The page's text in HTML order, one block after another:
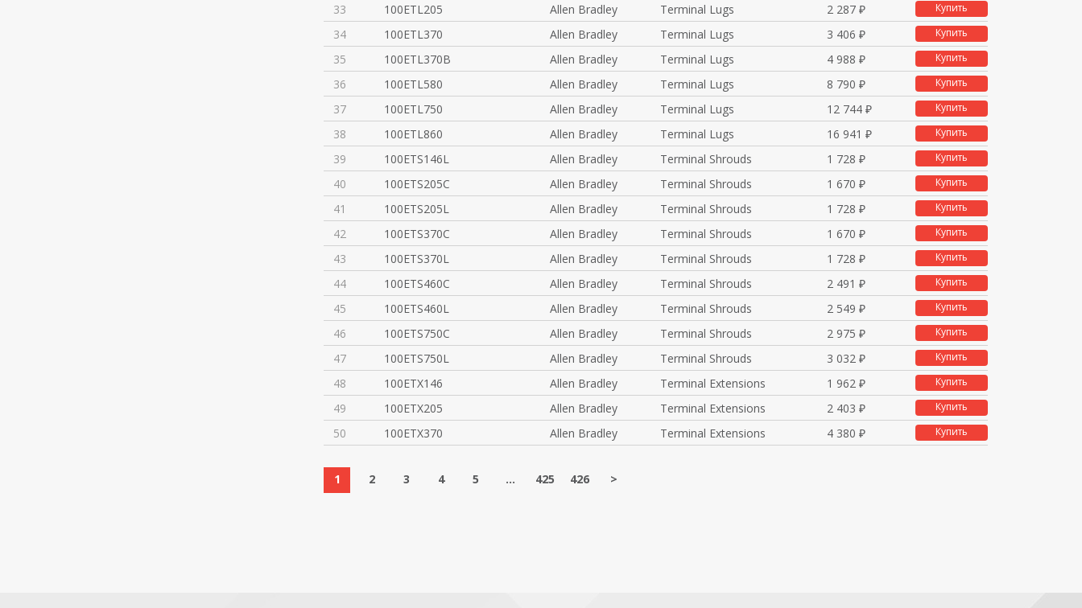
33 100ETL205 Allen Bradley Terminal Lugs 2 287 ₽ Купить
34 100ETL370 Allen Bradley Terminal Lugs 3 406 ₽ Купить
35 100ETL370B Allen Bradley Terminal Lugs 4 988 ₽ Купить
36 100ETL580 Allen Bradley Terminal Lugs 8 790 ₽ Купить
37 100ETL750 Allen Bradley Terminal Lugs 12 744 ₽ Купить
38 100ETL860 Allen Bradley Terminal Lugs 16 941 ₽ Купить
39 100ETS146L Allen Bradley Terminal Shrouds 1 728 ₽ Купить
40 100ETS205C Allen Bradley Terminal Shrouds 1 670 ₽ Купить
41 100ETS205L Allen Bradley Terminal Shrouds 1 728 ₽ Купить
42 100ETS370C Allen Bradley Terminal Shrouds 1 670 ₽ Купить
43 100ETS370L Allen Bradley Terminal Shrouds 1 728 ₽ Купить
44 100ETS460C Allen Bradley Terminal Shrouds 2 491 ₽ Купить
45 100ETS460L Allen Bradley Terminal Shrouds 2 549 ₽ Купить
46 100ETS750C Allen Bradley Terminal Shrouds 2 975 ₽ Купить
47 100ETS750L Allen Bradley Terminal Shrouds 3 032 ₽ Купить
48 100ETX146 Allen Bradley Terminal Extensions 1 962 ₽ Купить
49 100ETX205 Allen Bradley Terminal Extensions 2 403 ₽ Купить
50 100ETX370 Allen Bradley Terminal Extensions 4 380 ₽ Купить
1 2 3 4 5 ... 425 426 >